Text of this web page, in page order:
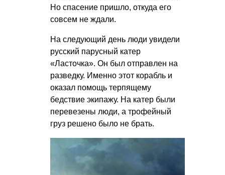
Но спасение пришло, откуда его
совсем не ждали.
На следующий день люди увидели
русский парусный катер
«Ласточка». Он был отправлен на
разведку. Именно этот корабль и
оказал помощь терпящему
бедствие экипажу. На катер были
перевезены люди, а трофейный
груз решено было не брать.